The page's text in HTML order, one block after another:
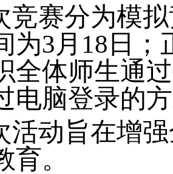
竞赛分为模
为3 月 18 日；
全体师生通
电脑登录的
活动旨在增
育。